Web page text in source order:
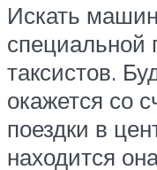
Искать
специальной
таксистов.
окажется со
поездки в
находится